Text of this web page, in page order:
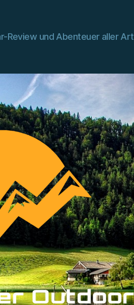
Review und Abenteuer aller Art